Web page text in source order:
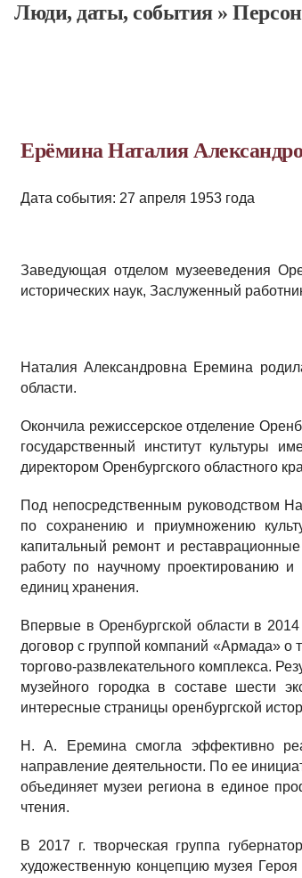
Люди, даты, cобытия»
Ерёмина Наталия
Дата события: 27 апреля 1953 года
Заведующая отделом музееведения
исторических наук, Заслуженный
Наталия Александровна Еремина
области.
Окончила режиссерское отделение
государственный институт культуры
директором Оренбургского областного
Под непосредственным руководством
по сохранению и приумножению
капитальный ремонт и
работу по научному проектированию
единиц хранения.
Впервые в Оренбургской области в
договор с группой компаний «Армада» о
торгово-развлекательного комплекса.
музейного городка в составе шести
интересные страницы оренбургской
Н. А. Еремина смогла эффективно
направление деятельности. По ее
объединяет музеи региона в единое
чтения.
В 2017 г. творческая группа
художественную концепцию музея